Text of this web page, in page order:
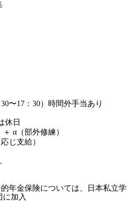
〜17：30）時間外手当あり
休日
＋ α（部外修練）
応じ支給）
年金保険については、日本私立学
に加入